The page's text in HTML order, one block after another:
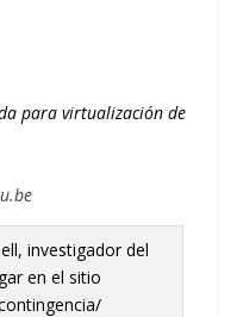
para virtualización de